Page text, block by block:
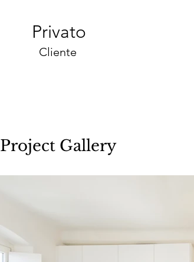
Privato
Cliente
Project Gallery